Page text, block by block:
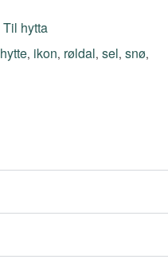
Til hytta
hytte, ikon, røldal, sel, snø,